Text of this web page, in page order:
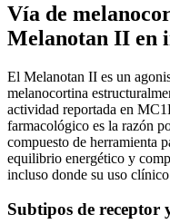
Vía de
Melanotan II en
El Melanotan II es un
melanocortina
actividad reportada en
farmacológico es la razón
compuesto de herramienta
equilibrio energético y
incluso donde su uso
Subtipos de receptor